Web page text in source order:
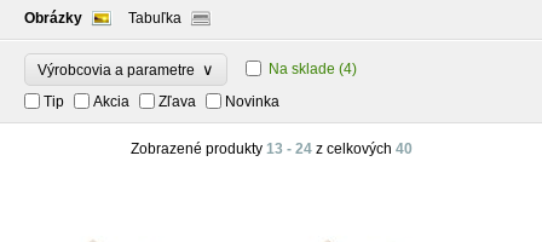
Obrázky
Tabuľka
Výrobcovia a parametre ∨ Na sklade (4)
Tip
Akcia Zľava Novinka
Zobrazené produkty 13 - 24z celkových 40